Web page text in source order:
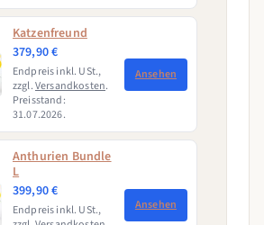
Katzenfreund
379,90 €
Endpreis inkl. USt.,
zzgl.Versandkosten.
Preisstand:
31.07.2026.
Ansehen
Anthurien Bundle
L
399,90 €
Endpreis inkl. USt.,
Ansehen